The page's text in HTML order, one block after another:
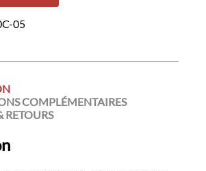
05
COMPLÉMENTAIRES
RETOURS